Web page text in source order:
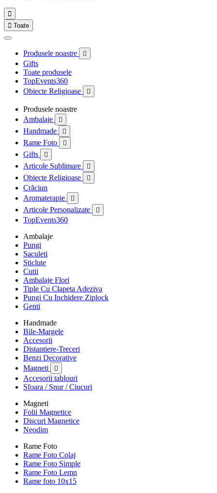

 Toate
Produsele noastre 
Gifts
Toate produsele
TopEvents360
Obiecte Religioase

Produsele noastre
Ambalaje

Handmade 
Rame Foto 
Gifts 
Articole Sublimare 
Obiecte Religioase 
Crăciun
Aromaterapie

Articole Personalizate 
TopEvents360
Ambalaje
Pungi
Saculeti
Sticlute
Cutii
Ambalaje Flori
Tiple Cu Clapeta Adeziva
Pungi Cu Inchidere Ziplock
Genti
Handmade
Bile-Margele
Accesorii
Distantiere-Treceri
Benzi Decorative
Magneti

Accesorii tablouri
Sfoara / Snur / Ciucuri
Magneti
Folii Magnetice
Discuri Magnetice
Neodim
Rame Foto
Rame Foto Colaj
Rame Foto Simple
Rame Foto Lemn
Rame foto 10x15